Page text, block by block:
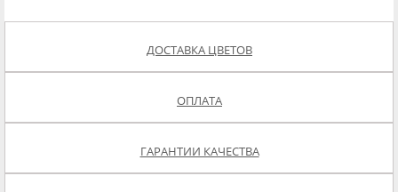
ДОСТАВКА ЦВЕТОВ
ОПЛАТА
ГАРАНТИИ КАЧЕСТВА